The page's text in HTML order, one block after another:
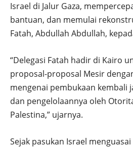
Israel di Jalur Gaza,
bantuan, dan memulai
Fatah, Abdullah Abdullah,
“Delegasi Fatah hadir di Kairo
proposal-proposal Mesir
mengenai pembukaan kembali
dan pengelolaannya oleh
Palestina,” ujarnya.
Sejak pasukan Israel